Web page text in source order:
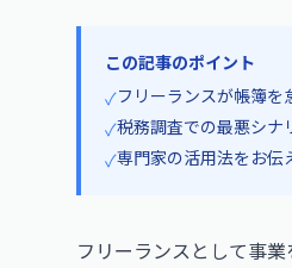
この記事のポイント
✓フリーランスが帳簿
✓税務調査での最悪シナ
✓専門家の活用法をお伝
フリーランスとして事